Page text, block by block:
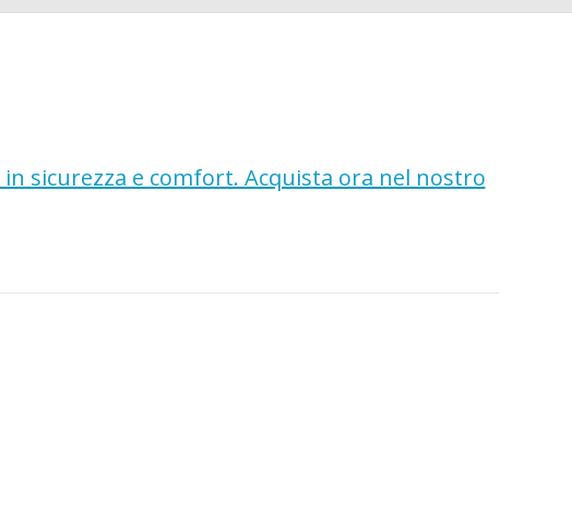
sicurezza e comfort. Acquista ora nel nostro